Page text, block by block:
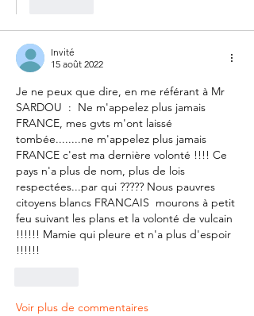
Invité
15 août 2022
Je ne peux que dire, en me référant à Mr
SARDOU  :  Ne m'appelez plus jamais
FRANCE, mes gvts m'ont laissé
tombée........ne m'appelez plus jamais
FRANCE c'est ma dernière volonté !!!! Ce
pays n'a plus de nom, plus de lois
respectées...par qui ????? Nous pauvres
citoyens blancs FRANCAIS  mourons à petit
feu suivant les plans et la volonté de vulcain
!!!!!! Mamie qui pleure et n'a plus d'espoir
!!!!!!
Voir plus de commentaires